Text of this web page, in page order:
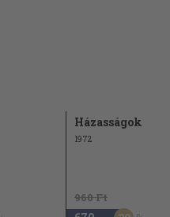
Házasságok
1972
960 Ft